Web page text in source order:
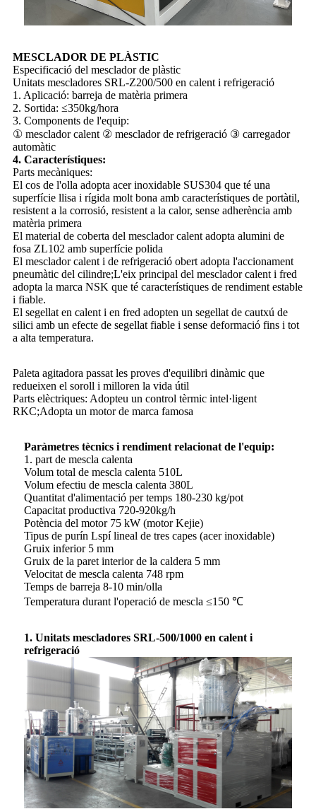
MESCLADOR DE PLÀSTIC
Especificació del mesclador de plàstic
Unitats mescladores SRL-Z200/500 en calent i refrigeració
1. Aplicació: barreja de matèria primera
2. Sortida: ≤350kg/hora
3. Components de l'equip:
① mesclador calent ② mesclador de refrigeració ③ carregador
automàtic
4. Característiques:
Parts mecàniques:
El cos de l'olla adopta acer inoxidable SUS304 que té una
superfície llisa i rígida molt bona amb característiques de portàtil,
resistent a la corrosió, resistent a la calor, sense adherència amb
matèria primera
El material de coberta del mesclador calent adopta alumini de
fosa ZL102 amb superfície polida
El mesclador calent i de refrigeració obert adopta l'accionament
pneumàtic del cilindre;L'eix principal del mesclador calent i fred
adopta la marca NSK que té característiques de rendiment estable
i fiable.
El segellat en calent i en fred adopten un segellat de cautxú de
silici amb un efecte de segellat fiable i sense deformació fins i tot
a alta temperatura.
Paleta agitadora passat les proves d'equilibri dinàmic que
redueixen el soroll i milloren la vida útil
Parts elèctriques: Adopteu un control tèrmic intel·ligent
RKC;Adopta un motor de marca famosa
Paràmetres tècnics i rendiment relacionat de l'equip:
1. part de mescla calenta
Volum total de mescla calenta 510L
Volum efectiu de mescla calenta 380L
Quantitat d'alimentació per temps 180-230 kg/pot
Capacitat productiva 720-920kg/h
Potència del motor 75 kW (motor Kejie)
Tipus de purín Lspí lineal de tres capes (acer inoxidable)
Gruix inferior 5 mm
Gruix de la paret interior de la caldera 5 mm
Velocitat de mescla calenta 748 rpm
Temps de barreja 8-10 min/olla
Temperatura durant l'operació de mescla ≤150 ℃
1. Unitats mescladores SRL-500/1000 en calent i
refrigeració